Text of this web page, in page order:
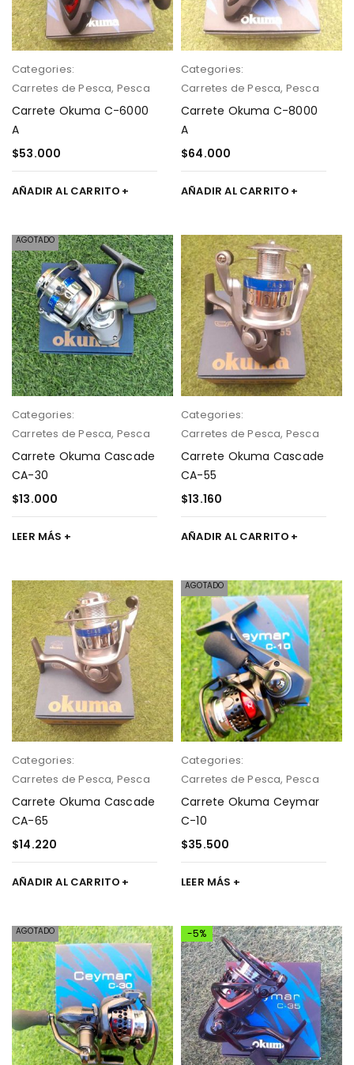
Categories:
Carretes de Pesca, Pesca
Carrete Okuma C-6000
A
$53.000
AÑADIR AL CARRITO
Categories:
Carretes de Pesca, Pesca
Carrete Okuma C-8000
A
$64.000
AÑADIR AL CARRITO
AGOTADO
Categories:
Carretes de Pesca, Pesca
Carrete Okuma Cascade
CA-30
$13.000
LEER MÁS
Categories:
Carretes de Pesca, Pesca
Carrete Okuma Cascade
CA-55
$13.160
AÑADIR AL CARRITO
Categories:
Carretes de Pesca, Pesca
Carrete Okuma Cascade
CA-65
$14.220
AÑADIR AL CARRITO
AGOTADO
Categories:
Carretes de Pesca, Pesca
Carrete Okuma Ceymar
C-10
$35.500
LEER MÁS
AGOTADO -5%